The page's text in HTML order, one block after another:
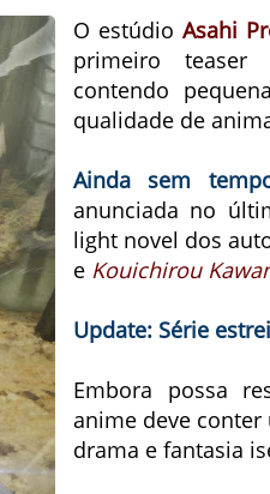
O estúdio Asahi
primeiro
contendo
qualidade de
Ainda sem
anunciada no
light novel dos
e Kouichirou
Update: Série
Embora possa
anime deve
drama e fantasia